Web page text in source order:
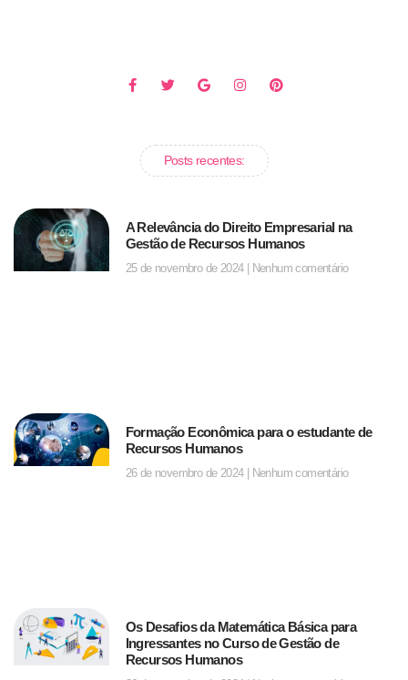
Posts recentes:
A Relevância do Direito Empresarial na
Gestão de Recursos Humanos
25 de novembro de 2024 Nenhum comentário
Formação Econômica para o estudante de
Recursos Humanos
26 de novembro de 2024 Nenhum comentário
Os Desafios da Matemática Básica para
Ingressantes no Curso de Gestão de
Recursos Humanos